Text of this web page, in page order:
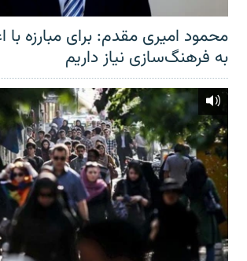
محمود امیری مقدم: برای مبارزه با
به فرهنگ‌سازی نیاز داریم